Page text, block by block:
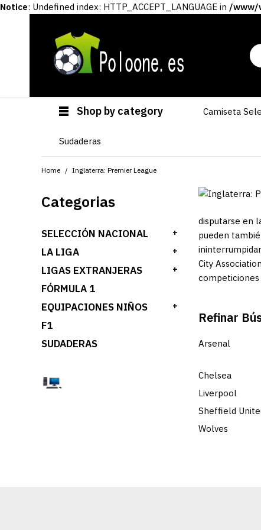
Notice: Undefined index: HTTP_ACCEPT_LANGUAGE in /www/
Shop by category Camiseta
Sudaderas
Home Inglaterra: Premier League
Categorias
SELECCIÓN NACIONAL +
LA LIGA +
LIGAS EXTRANJERAS +
FÓRMULA 1
EQUIPACIONES NIÑOS
+
F1
SUDADERAS
disputarse en
pueden
City
competiciones
Refinar
Arsenal
Chelsea
Liverpool
Sheffield
Wolves